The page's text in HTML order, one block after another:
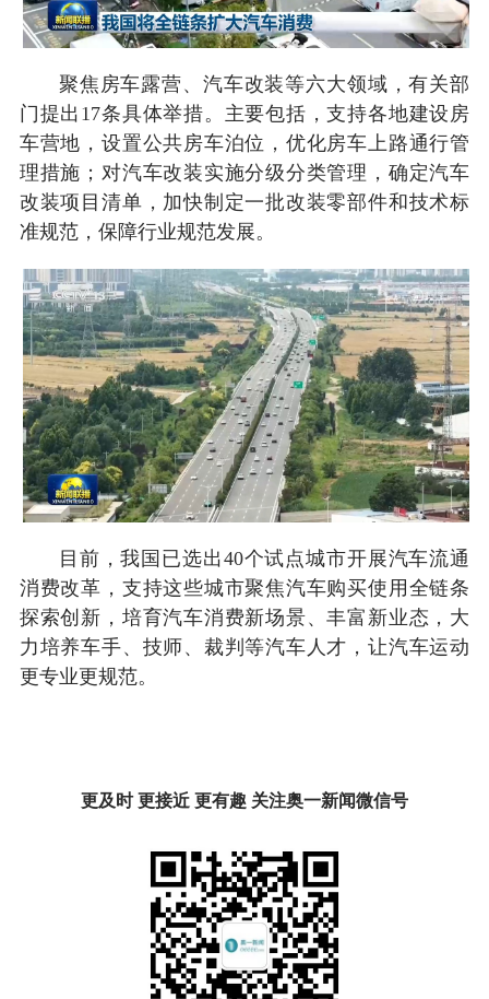
聚焦房车露营、汽车改装等六大领域，有关部
门提出17条具体举措。主要包括，支持各地建设房
车营地，设置公共房车泊位，优化房车上路通行管
理措施；对汽车改装实施分级分类管理，确定汽车
改装项目清单，加快制定一批改装零部件和技术标
准规范，保障行业规范发展。
目前，我国已选出40个试点城市开展汽车流通
消费改革，支持这些城市聚焦汽车购买使用全链条
探索创新，培育汽车消费新场景、丰富新业态，大
力培养车手、技师、裁判等汽车人才，让汽车运动
更专业更规范。
更及时 更接近 更有趣 关注奥一新闻微信号